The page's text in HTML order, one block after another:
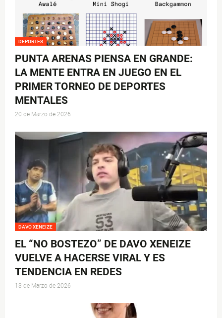
DEPORTES
PUNTA ARENAS PIENSA EN GRANDE:
LA MENTE ENTRA EN JUEGO EN EL
PRIMER TORNEO DE DEPORTES
MENTALES
20 de Marzo de 2026
DAVO XENEIZE
EL “NO BOSTEZO” DE DAVO XENEIZE
VUELVE A HACERSE VIRAL Y ES
TENDENCIA EN REDES
13 de Marzo de 2026